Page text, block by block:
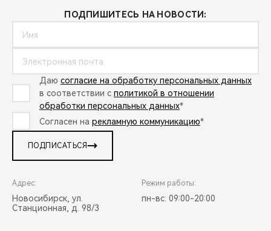
ПОДПИШИТЕСЬ НА НОВОСТИ:
Даю согласие на обработку персональных данных
в соответствии с политикой в отношении
обработки персональных данных*
Согласен на рекламную коммуникацию*
ПОДПИСАТЬСЯ
Адрес:
Новосибирск, ул.
Станционная, д. 98/3
Режим работы:
пн-вс: 09:00-20:00